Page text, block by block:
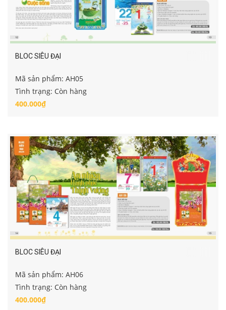
BLOC SIÊU ĐẠI
Mã sản phẩm: AH05
Tình trạng: Còn hàng
400.000₫
BLOC SIÊU ĐẠI
Mã sản phẩm: AH06
Tình trạng: Còn hàng
400.000₫